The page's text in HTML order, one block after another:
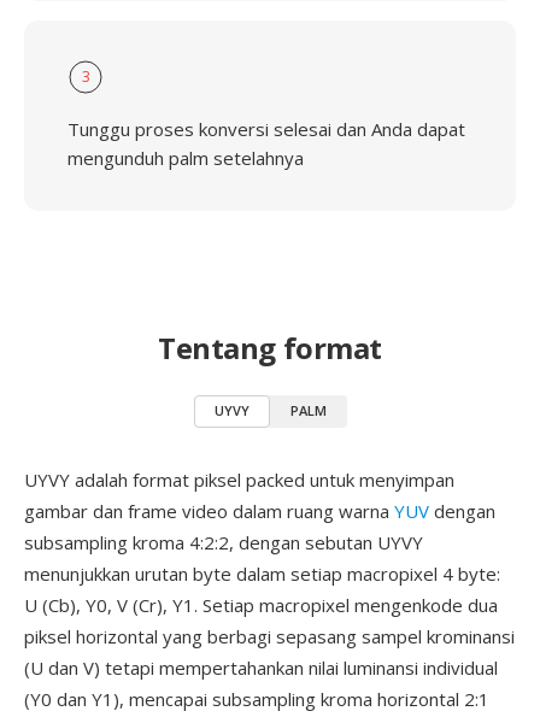
3
Tunggu proses konversi selesai dan Anda dapat
mengunduh palm setelahnya
Tentang format
UYVY PALM
UYVY adalah format piksel packed untuk menyimpan
gambar dan frame video dalam ruang warna YUV dengan
subsampling kroma 4:2:2, dengan sebutan UYVY
menunjukkan urutan byte dalam setiap macropixel 4 byte:
U (Cb), Y0, V (Cr), Y1. Setiap macropixel mengenkode dua
piksel horizontal yang berbagi sepasang sampel krominansi
(U dan V) tetapi mempertahankan nilai luminansi individual
(Y0 dan Y1), mencapai subsampling kroma horizontal 2:1